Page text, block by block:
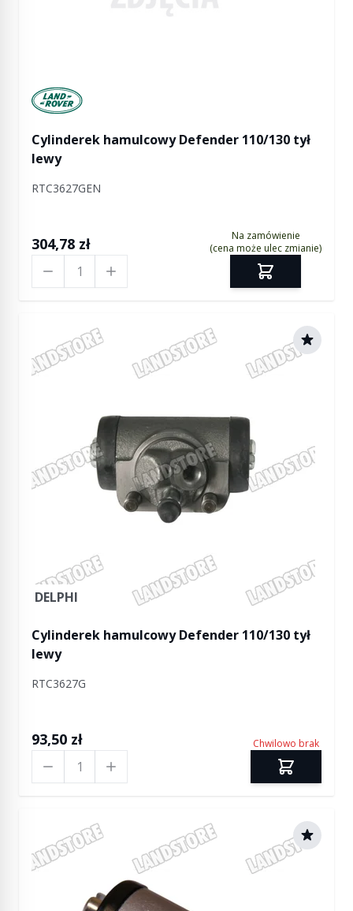
Manufactured by Land rover
Cylinderek hamulcowy Defender 110/130 tył
lewy
RTC3627GEN
304,78 zł
Na zamówienie
(cena może ulec zmianie)
DELPHI
Cylinderek hamulcowy Defender 110/130 tył
lewy
RTC3627G
93,50 zł Chwilowo brak